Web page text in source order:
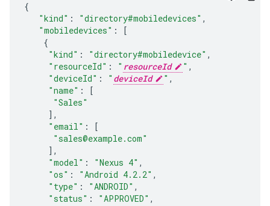
{
"kind" : "directory#mobiledevices" ,
"mobiledevices" :
[
{
"kind" : "directory#mobiledevice" ,
"resourceId" : " resourceId " ,
"deviceId" : " deviceId " ,
"name" :
[
"Sales"
],
"email" :
[
"sales@example.com"
],
"model" : "Nexus 4" ,
"os" : "Android 4.2.2" ,
"type" : "ANDROID" ,
"status" : "APPROVED" ,